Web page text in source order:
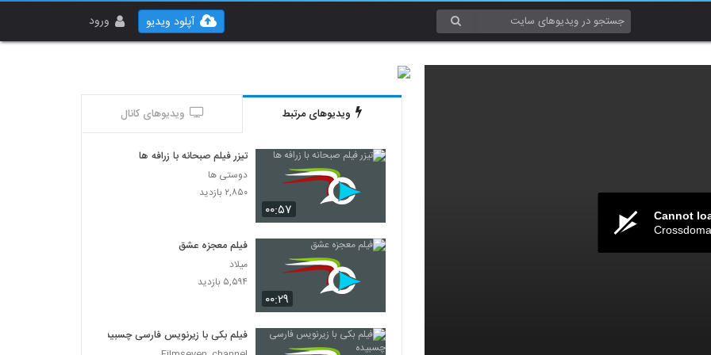
ورود آپلود ویدیو
Cannot
ویدیوهای مرتبط ویدیوهای کانال
۰۰:۵۷
تیزر فیلم صبحانه با زرافه ها
دوستی ها
۲,۸۵۰ بازدید
۰۰:۲۹
فیلم معجزه عشق
میلاد
۵,۵۹۴ بازدید
فیلم بکی با زیرنویس فارسی چسبیده